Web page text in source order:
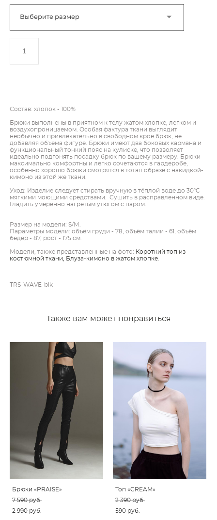
Выберите размер
Состав: хлопок - 100%
Брюки выполнены в приятном к телу жатом хлопке, легком и
воздухопроницаемом. Особая фактура ткани выглядит
необычно и привлекательно в свободном крое брюк, не
добавляя объема фигуре. Брюки имеют два боковых кармана и
функциональный тонкий пояс на кулиске, что позволяет
идеально подгонять посадку брюк по вашему размеру. Брюки
максимально комфортны и легко сочетаются в гардеробе,
особенно хорошо брюки смотрятся в тотал образе с накидкой-
кимоно из этой же ткани.
Уход: Изделие следует стирать вручную в тёплой воде до 30ºC
мягкими моющими средствами. Сушить в расправленном виде.
Гладить умеренно нагретым утюгом с паром.
Размер на модели: S/М.
Параметры модели: объём груди - 78, объём талии - 61, объём
бедер - 87, рост - 175 см.
Модели, также представленные на фото: Короткий топ из
костюмной ткани,
Блуза-кимоно в жатом хлопке
TRS-WAVE-blk
Также вам может понравиться
Брюки «PRAISE»
7 590 pуб.
2 990 pуб.
Топ «CREAM»
2 390 pуб.
590 pуб.